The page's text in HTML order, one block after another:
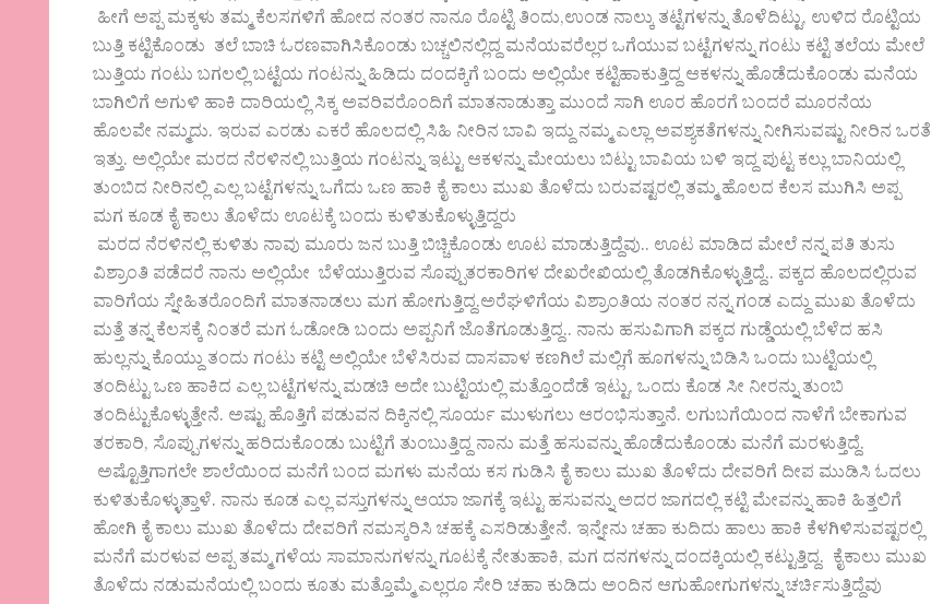
ಹೀಗೆ ಅಪ್ಪ ಮಕ್ಕಳು ತಮ್ಮ ಕೆಲಸಗಳಿಗೆ ಹೋದ ನಂತರ ನಾನೂ ರೊಟ್ಟಿ ತಿಂದು,ಉಂಡ ನಾಲ್ಕು ತಟ್ಟೆಗಳನ್ನು ತೊಳೆದಿಟ್ಟು, ಉಳಿದ ರೊಟ್ಟಿಯ
ಬುತ್ತಿ ಕಟ್ಟಿಕೊಂಡು ತಲೆ ಬಾಚಿ ಓರಣವಾಗಿಸಿಕೊಂಡು ಬಚ್ಚಲಿನಲ್ಲಿದ್ದ ಮನೆಯವರೆಲ್ಲರ ಒಗೆಯುವ ಬಟ್ಟೆಗಳನ್ನು ಗಂಟು ಕಟ್ಟಿ ತಲೆಯ ಮೇಲೆ
ಬುತ್ತಿಯ ಗಂಟು ಬಗಲಲ್ಲಿ ಬಟ್ಟೆಯ ಗಂಟನ್ನು ಹಿಡಿದು ದಂದಕ್ಕಿಗೆ ಬಂದು ಅಲ್ಲಿಯೇ ಕಟ್ಟಿಹಾಕುತ್ತಿದ್ದ ಆಕಳನ್ನು ಹೊಡೆದುಕೊಂಡು ಮನೆಯ
ಬಾಗಿಲಿಗೆ ಅಗುಳಿ ಹಾಕಿ ದಾರಿಯಲ್ಲಿ ಸಿಕ್ಕ ಅವರಿವರೊಂದಿಗೆ ಮಾತನಾಡುತ್ತಾ ಮುಂದೆ ಸಾಗಿ ಊರ ಹೊರಗೆ ಬಂದರೆ ಮೂರನೆಯ
ಹೊಲವೇ ನಮ್ಮದು. ಇರುವ ಎರಡು ಎಕರೆ ಹೊಲದಲ್ಲಿ ಸಿಹಿ ನೀರಿನ ಬಾವಿ ಇದ್ದು ನಮ್ಮ ಎಲ್ಲಾ ಅವಶ್ಯಕತೆಗಳನ್ನು ನೀಗಿಸುವಷ್ಟು ನೀರಿನ ಒರತೆ
ಇತ್ತು. ಅಲ್ಲಿಯೇ ಮರದ ನೆರಳಿನಲ್ಲಿ ಬುತ್ತಿಯ ಗಂಟನ್ನು ಇಟ್ಟು ಆಕಳನ್ನು ಮೇಯಲು ಬಿಟ್ಟು ಬಾವಿಯ ಬಳಿ ಇದ್ದ ಪುಟ್ಟ ಕಲ್ಲು ಬಾನಿಯಲ್ಲಿ
ತುಂಬಿದ ನೀರಿನಲ್ಲಿ ಎಲ್ಲ ಬಟ್ಟೆಗಳನ್ನು ಒಗೆದು ಒಣ ಹಾಕಿ ಕೈ ಕಾಲು ಮುಖ ತೊಳೆದು ಬರುವಷ್ಟರಲ್ಲಿ ತಮ್ಮ ಹೊಲದ ಕೆಲಸ ಮುಗಿಸಿ ಅಪ್ಪ
ಮಗ ಕೂಡ ಕೈ ಕಾಲು ತೊಳೆದು ಊಟಕ್ಕೆ ಬಂದು ಕುಳಿತುಕೊಳ್ಳುತ್ತಿದ್ದರು
ಮರದ ನೆರಳಿನಲ್ಲಿ ಕುಳಿತು ನಾವು ಮೂರು ಜನ ಬುತ್ತಿ ಬಿಚ್ಚಿಕೊಂಡು ಊಟ ಮಾಡುತ್ತಿದ್ದೆವು.. ಊಟ ಮಾಡಿದ ಮೇಲೆ ನನ್ನ ಪತಿ ತುಸು
ವಿಶ್ರಾಂತಿ ಪಡೆದರೆ ನಾನು ಅಲ್ಲಿಯೇ ಬೆಳೆಯುತ್ತಿರುವ ಸೊಪ್ಪುತರಕಾರಿಗಳ ದೇಖರೇಖಿಯಲ್ಲಿ ತೊಡಗಿಕೊಳ್ಳುತ್ತಿದ್ದೆ.. ಪಕ್ಕದ ಹೊಲದಲ್ಲಿರುವ
ವಾರಿಗೆಯ ಸ್ನೇಹಿತರೊಂದಿಗೆ ಮಾತನಾಡಲು ಮಗ ಹೋಗುತ್ತಿದ್ದ.ಅರೆಘಳಿಗೆಯ ವಿಶ್ರಾಂತಿಯ ನಂತರ ನನ್ನ ಗಂಡ ಎದ್ದು ಮುಖ ತೊಳೆದು
ಮತ್ತೆ ತನ್ನ ಕೆಲಸಕ್ಕೆ ನಿಂತರೆ ಮಗ ಓಡೋಡಿ ಬಂದು ಅಪ್ಪನಿಗೆ ಜೊತೆಗೂಡುತ್ತಿದ್ದ.. ನಾನು ಹಸುವಿಗಾಗಿ ಪಕ್ಕದ ಗುಡ್ಡೆಯಲ್ಲಿ ಬೆಳೆದ ಹಸಿ
ಹುಲ್ಲನ್ನು ಕೊಯ್ದು ತಂದು ಗಂಟು ಕಟ್ಟಿ ಅಲ್ಲಿಯೇ ಬೆಳೆಸಿರುವ ದಾಸವಾಳ ಕಣಗಿಲೆ ಮಲ್ಲಿಗೆ ಹೂಗಳನ್ನು ಬಿಡಿಸಿ ಒಂದು ಬುಟ್ಟಿಯಲ್ಲಿ
ತಂದಿಟ್ಟು ಒಣ ಹಾಕಿದ ಎಲ್ಲ ಬಟ್ಟೆಗಳನ್ನು ಮಡಚಿ ಅದೇ ಬುಟ್ಟಿಯಲ್ಲಿ ಮತ್ತೊಂದೆಡೆ ಇಟ್ಟು, ಒಂದು ಕೊಡ ಸೀ ನೀರನ್ನು ತುಂಬಿ
ತಂದಿಟ್ಟುಕೊಳ್ಳುತ್ತೇನೆ. ಅಷ್ಟು ಹೊತ್ತಿಗೆ ಪಡುವನ ದಿಕ್ಕಿನಲ್ಲಿ ಸೂರ್ಯ ಮುಳುಗಲು ಆರಂಭಿಸುತ್ತಾನೆ. ಲಗುಬಗೆಯಿಂದ ನಾಳೆಗೆ ಬೇಕಾಗುವ
ತರಕಾರಿ, ಸೊಪ್ಪುಗಳನ್ನು ಹರಿದುಕೊಂಡು ಬುಟ್ಟಿಗೆ ತುಂಬುತ್ತಿದ್ದ ನಾನು ಮತ್ತೆ ಹಸುವನ್ನು ಹೊಡೆದುಕೊಂಡು ಮನೆಗೆ ಮರಳುತ್ತಿದ್ದೆ.
ಅಷ್ಟೊತ್ತಿಗಾಗಲೇ ಶಾಲೆಯಿಂದ ಮನೆಗೆ ಬಂದ ಮಗಳು ಮನೆಯ ಕಸ ಗುಡಿಸಿ ಕೈ ಕಾಲು ಮುಖ ತೊಳೆದು ದೇವರಿಗೆ ದೀಪ ಮುಡಿಸಿ ಓದಲು
ಕುಳಿತುಕೊಳ್ಳುತ್ತಾಳೆ. ನಾನು ಕೂಡ ಎಲ್ಲ ವಸ್ತುಗಳನ್ನು ಆಯಾ ಜಾಗಕ್ಕೆ ಇಟ್ಟು ಹಸುವನ್ನು ಅದರ ಜಾಗದಲ್ಲಿ ಕಟ್ಟಿ ಮೇವನ್ನು ಹಾಕಿ ಹಿತ್ತಲಿಗೆ
ಹೋಗಿ ಕೈ ಕಾಲು ಮುಖ ತೊಳೆದು ದೇವರಿಗೆ ನಮಸ್ಕರಿಸಿ ಚಹಕ್ಕೆ ಎಸರಿಡುತ್ತೇನೆ. ಇನ್ನೇನು ಚಹಾ ಕುದಿದು ಹಾಲು ಹಾಕಿ ಕೆಳಗಿಳಿಸುವಷ್ಟರಲ್ಲಿ
ಮನೆಗೆ ಮರಳುವ ಅಪ್ಪ ತಮ್ಮ ಗಳೆಯ ಸಾಮಾನುಗಳನ್ನು ಗೂಟಕ್ಕೆ ನೇತುಹಾಕಿ, ಮಗ ದನಗಳನ್ನು ದಂದಕ್ಕಿಯಲ್ಲಿ ಕಟ್ಟುತ್ತಿದ್ದ. ಕೈಕಾಲು ಮುಖ
ತೊಳೆದು ನಡುಮನೆಯಲ್ಲಿ ಬಂದು ಕೂತು ಮತ್ತೊಮ್ಮೆ ಎಲ್ಲರೂ ಸೇರಿ ಚಹಾ ಕುಡಿದು ಅಂದಿನ ಆಗುಹೋಗುಗಳನ್ನು ಚರ್ಚಿಸುತ್ತಿದ್ದೆವು